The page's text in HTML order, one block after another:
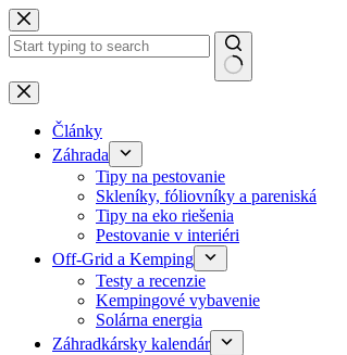
Skip
to
content
No
results
Články
Záhrada
Tipy na pestovanie
Skleníky, fóliovníky a pareniská
Tipy na eko riešenia
Pestovanie v interiéri
Off-Grid a Kemping
Testy a recenzie
Kempingové vybavenie
Solárna energia
Záhradkársky kalendár